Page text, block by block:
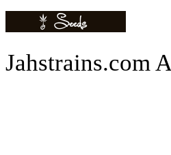
Jahstrains.com